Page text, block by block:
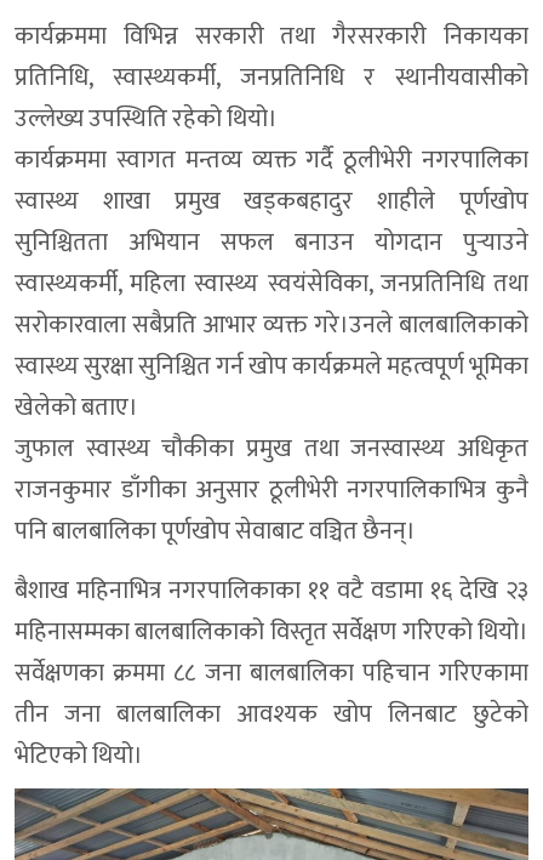
कार्यक्रममा विभिन्न सरकारी तथा गैरसरकारी निकायका
प्रतिनिधि, स्वास्थ्यकर्मी, जनप्रतिनिधि र स्थानीयवासीको
उल्लेख्य उपस्थिति रहेको थियो।
कार्यक्रममा स्वागत मन्तव्य व्यक्त गर्दै ठूलीभेरी नगरपालिका
स्वास्थ्य शाखा प्रमुख खड्कबहादुर शाहीले पूर्णखोप
सुनिश्चितता अभियान सफल बनाउन योगदान पुर्‍याउने
स्वास्थ्यकर्मी, महिला स्वास्थ्य स्वयंसेविका, जनप्रतिनिधि तथा
सरोकारवाला सबैप्रति आभार व्यक्त गरे।उनले बालबालिकाको
स्वास्थ्य सुरक्षा सुनिश्चित गर्न खोप कार्यक्रमले महत्वपूर्ण भूमिका
खेलेको बताए।
जुफाल स्वास्थ्य चौकीका प्रमुख तथा जनस्वास्थ्य अधिकृत
राजनकुमार डाँगीका अनुसार ठूलीभेरी नगरपालिकाभित्र कुनै
पनि बालबालिका पूर्णखोप सेवाबाट वञ्चित छैनन्।
बैशाख महिनाभित्र नगरपालिकाका ११ वटै वडामा १६ देखि २३
महिनासम्मका बालबालिकाको विस्तृत सर्वेक्षण गरिएको थियो।
सर्वेक्षणका क्रममा ८८ जना बालबालिका पहिचान गरिएकामा
तीन जना बालबालिका आवश्यक खोप लिनबाट छुटेको
भेटिएको थियो।